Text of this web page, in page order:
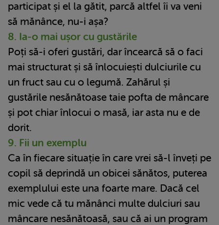
participat și el la gătit, parcă altfel îi va veni
să mănânce, nu-i așa?
8. Ia-o mai ușor cu gustările
Poți să-i oferi gustări, dar încearcă să o faci
mai structurat și să înlocuiești dulciurile cu
un fruct sau cu o legumă. Zahărul și
gustările nesănătoase taie pofta de mâncare
și pot chiar înlocui o masă, iar asta nu e de
dorit.
9. Fii un exemplu
Ca în fiecare situație în care vrei să-l înveți pe
copil să deprindă un obicei sănătos, puterea
exemplului este una foarte mare. Dacă cel
mic vede că tu mănânci multe dulciuri sau
mâncare nesănătoasă, sau că ai un program